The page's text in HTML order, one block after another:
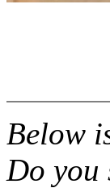
Below
Do you